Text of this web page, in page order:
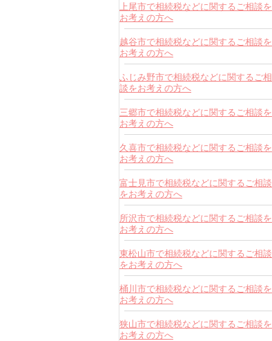
上尾市で相続税などに関するご相談を
お考えの方へ
越谷市で相続税などに関するご相談を
お考えの方へ
ふじみ野市で相続税などに関するご相
談をお考えの方へ
三郷市で相続税などに関するご相談を
お考えの方へ
久喜市で相続税などに関するご相談を
お考えの方へ
富士見市で相続税などに関するご相談
をお考えの方へ
所沢市で相続税などに関するご相談を
お考えの方へ
東松山市で相続税などに関するご相談
をお考えの方へ
桶川市で相続税などに関するご相談を
お考えの方へ
狭山市で相続税などに関するご相談を
お考えの方へ